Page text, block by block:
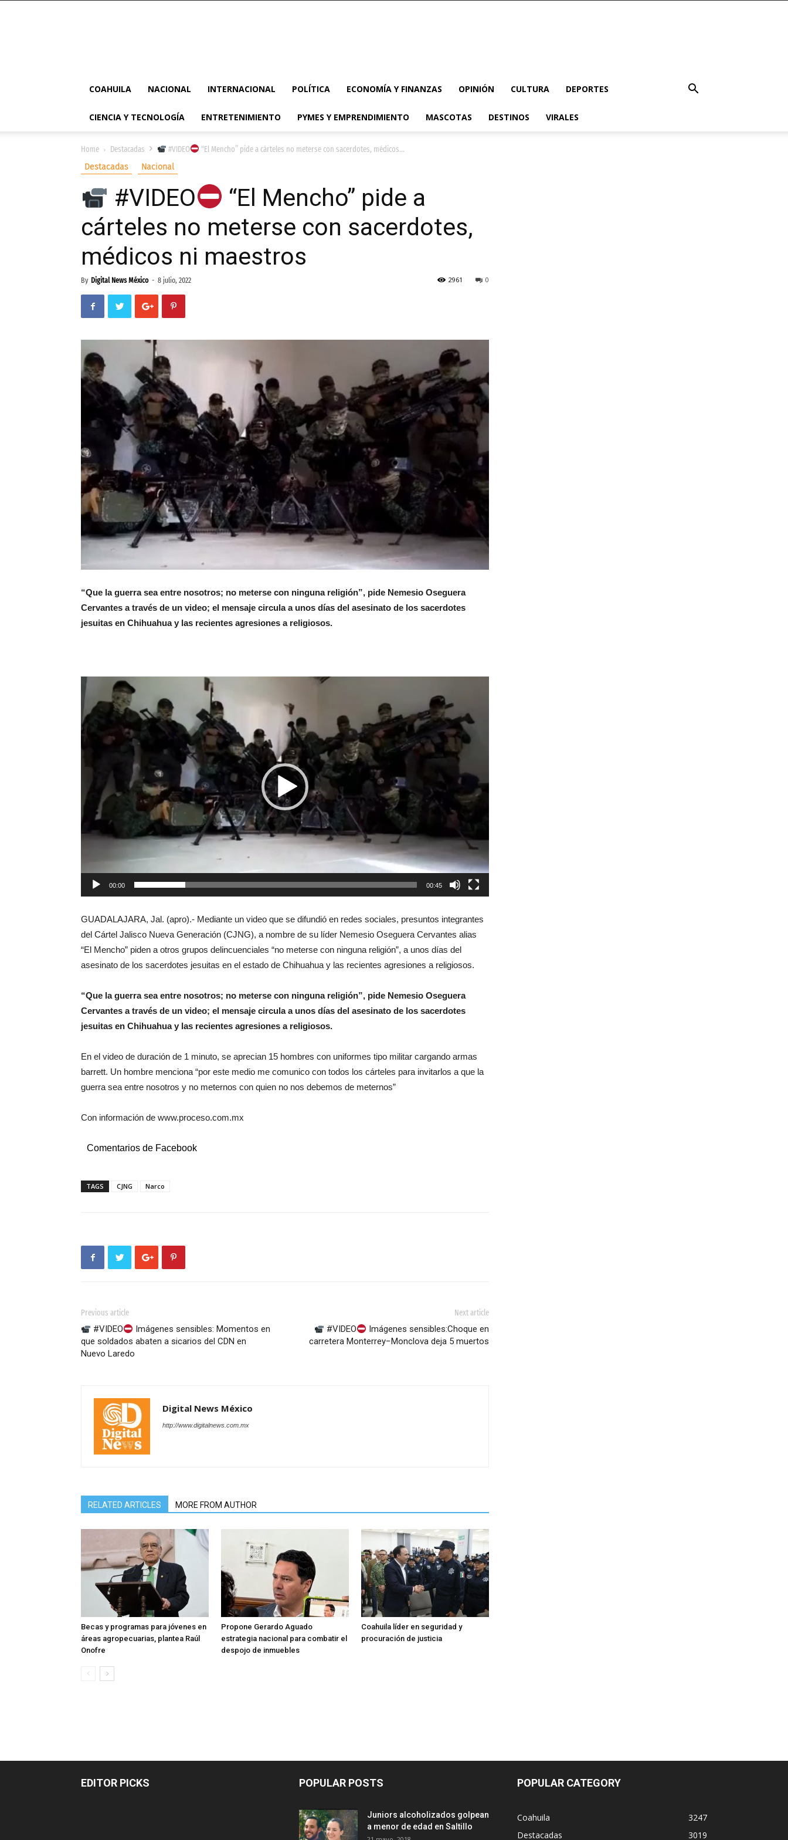
COAHUILA NACIONAL INTERNACIONAL POLÍTICA ECONOMÍA Y FINANZAS OPINIÓN CULTURA DEPORTES
CIENCIA Y TECNOLOGÍA ENTRETENIMIENTO PYMES Y EMPRENDIMIENTO MASCOTAS DESTINOS VIRALES
Home Destacadas #VIDEO
“El Mencho” pide a cárteles no meterse con sacerdotes, médicos...
Destacadas
Nacional
#VIDEO
“El Mencho” pide a
cárteles no meterse con sacerdotes,
médicos ni maestros
By Digital News México - 8 julio, 2022 0
2961
“Que la guerra sea entre nosotros; no meterse con ninguna religión”, pide Nemesio Oseguera
Cervantes a través de un video; el mensaje circula a unos días del asesinato de los sacerdotes
jesuitas en Chihuahua y las recientes agresiones a religiosos.
Reproductor
video
00:00 00:45
GUADALAJARA, Jal. (apro).- Mediante un video que se difundió en redes sociales, presuntos integrantes
del Cártel Jalisco Nueva Generación (CJNG), a nombre de su líder Nemesio Oseguera Cervantes alias
“El Mencho” piden a otros grupos delincuenciales “no meterse con ninguna religión”, a unos días del
asesinato de los sacerdotes jesuitas en el estado de Chihuahua y las recientes agresiones a religiosos.
“Que la guerra sea entre nosotros; no meterse con ninguna religión”, pide Nemesio Oseguera
Cervantes a través de un video; el mensaje circula a unos días del asesinato de los sacerdotes
jesuitas en Chihuahua y las recientes agresiones a religiosos.
En el video de duración de 1 minuto, se aprecian 15 hombres con uniformes tipo militar cargando armas
barrett. Un hombre menciona “por este medio me comunico con todos los cárteles para invitarlos a que la
guerra sea entre nosotros y no meternos con quien no nos debemos de meternos”
Con información de www.proceso.com.mx
Comentarios de Facebook
TAGS CJNG Narco
Previous article
#VIDEO
Imágenes sensibles: Momentos en
que soldados abaten a sicarios del CDN en
Nuevo Laredo
Next article
#VIDEO
Imágenes sensibles:Choque en
carretera Monterrey−Monclova deja 5 muertos
Digital News México
http://www.digitalnews.com.mx
RELATED ARTICLES MORE FROM AUTHOR
Becas y programas para jóvenes en
áreas agropecuarias, plantea Raúl
Onofre
Propone Gerardo Aguado
estrategia nacional para combatir el
despojo de inmuebles
Coahuila líder en seguridad y
procuración de justicia
EDITOR PICKS POPULAR POSTS
Juniors alcoholizados golpean
a menor de edad en Saltillo
POPULAR CATEGORY
Coahuila
3247
Destacadas
3019